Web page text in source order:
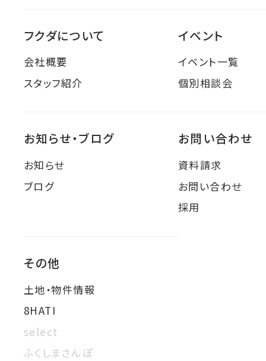
フクダについて
会社概要
スタッフ紹介
イベント
イベント一覧
個別相談会
お知らせ・ブログ
お知らせ
ブログ
お問い合わせ
資料請求
お問い合わせ
採用
その他
土地・物件情報
8HATI
select
ふくしまさんぽ